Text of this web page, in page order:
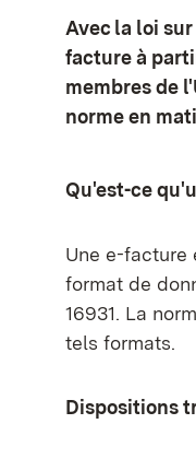
Avec la loi
facture à
membres de
norme en
Qu'est-ce
Une e-facture
format de
16931. La
tels formats.
Dispositions